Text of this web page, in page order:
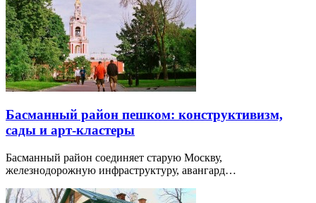
Басманный район пешком: конструктивизм,
сады и арт-кластеры
Басманный район соединяет старую Москву,
железнодорожную инфраструктуру, авангард…